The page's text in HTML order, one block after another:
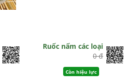
Ruốc nấm các loại
0 đ
Còn hiệu lực